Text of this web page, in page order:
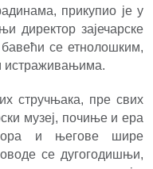
прикупио је у
директор зајечарске
се етнолошким,
истраживањима.
стручњака, пре свих
музеј, почиње и ера
и његове шире
се дугогодишњи,